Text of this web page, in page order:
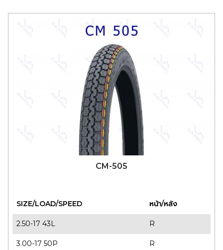
CM-505
SIZE/LOAD/SPEED
หน้า/หลัง
2.50-17 43L
R
3.00-17 50P
R